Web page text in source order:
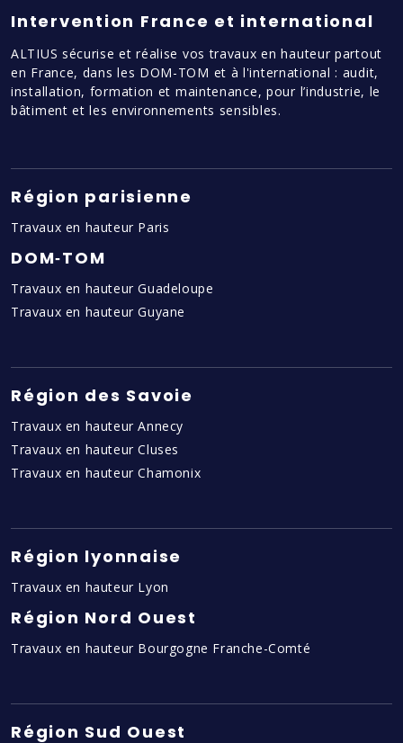
Intervention France et international
ALTIUS sécurise et réalise vos travaux en hauteur partout
en France, dans les DOM-TOM et à l'international : audit,
installation, formation et maintenance, pour l’industrie, le
bâtiment et les environnements sensibles.
Région parisienne
Travaux en hauteur Paris
DOM‑TOM
Travaux en hauteur Guadeloupe
Travaux en hauteur Guyane
Région des Savoie
Travaux en hauteur Annecy
Travaux en hauteur Cluses
Travaux en hauteur Chamonix
Région lyonnaise
Travaux en hauteur Lyon
Région Nord Ouest
Travaux en hauteur Bourgogne Franche-Comté
Région Sud Ouest